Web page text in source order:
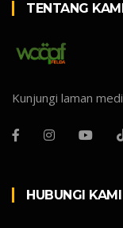
TENTANG
Kunjungi laman
HUBUNGI KAMI